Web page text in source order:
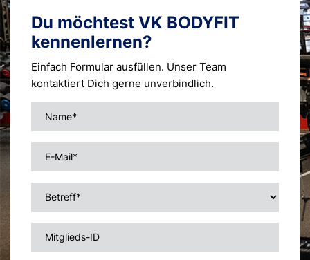
Du möchtest VK BODYFIT
kennen­lernen?
Einfach Formular ausfüllen. Unser Team
kontaktiert Dich gerne unverbindlich.
Name*
E-Mail*
Betreff*
Mitglieds-ID